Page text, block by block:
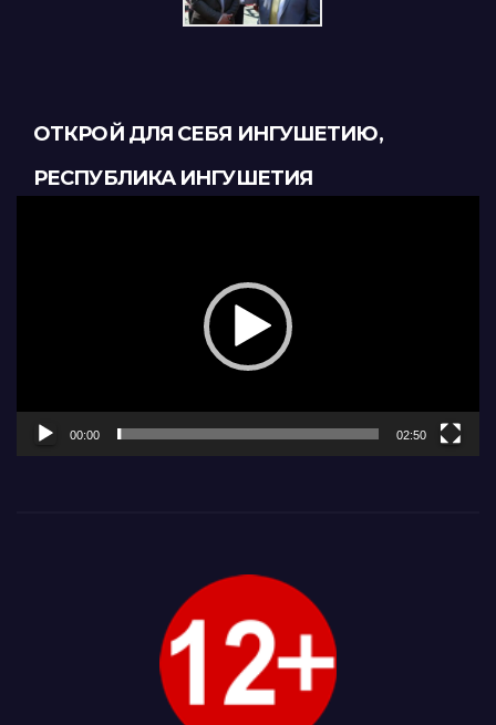
ОТКРОЙ ДЛЯ СЕБЯ ИНГУШЕТИЮ,
РЕСПУБЛИКА ИНГУШЕТИЯ
00:00 02:50